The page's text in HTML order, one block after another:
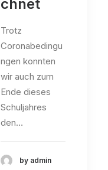
chnet
Trotz
Coronabedingu
ngen konnten
wir auch zum
Ende dieses
Schuljahres
den…
by admin